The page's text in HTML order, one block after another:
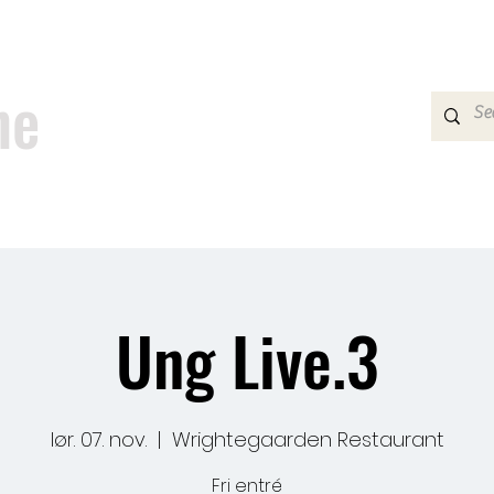
Ung Live.3
lør. 07. nov.
  |
Wrightegaarden Restaurant
Fri entré